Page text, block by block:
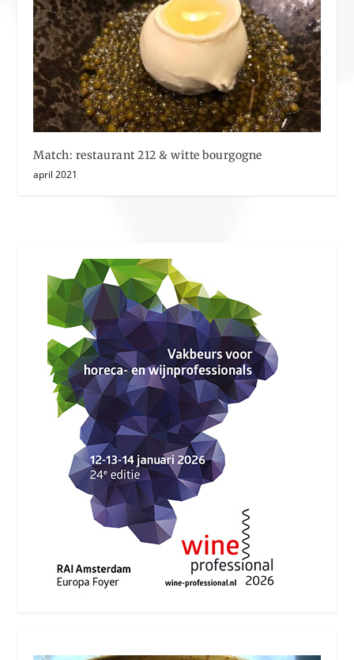
Match: restaurant 212 & witte bourgogne
april 2021